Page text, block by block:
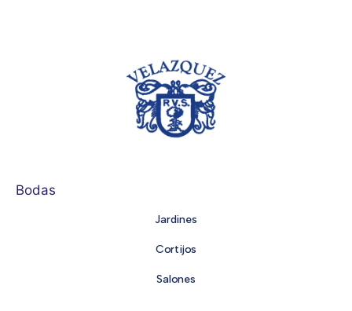
Bodas
Jardines
Cortijos
Salones